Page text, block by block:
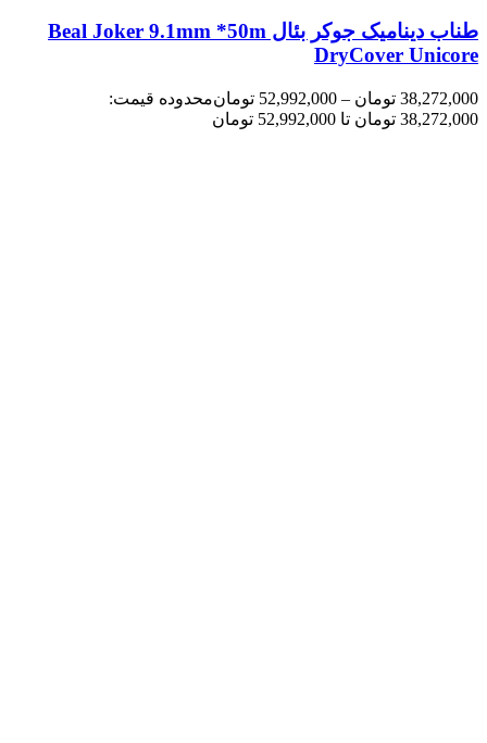
طناب دینامیک جوکر بئال Beal Joker 9.1mm *50m
DryCover Unicore
38,272,000 تومان –
52,992,000 تومانمحدوده قیمت:
38,272,000 تومان تا 52,992,000 تومان